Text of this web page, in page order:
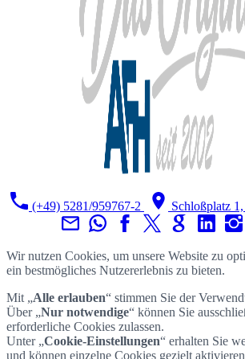
(+49) 5281/959767-2 Schloßplatz
Wir nutzen Cookies, um unsere Website zu
ein bestmögliches Nutzererlebnis zu bieten.
Mit „Alle erlauben“ stimmen Sie der
Über „Nur notwendige“ können Sie
erforderliche Cookies zulassen.
Unter „Cookie-Einstellungen“ erhalten Sie
und können einzelne Cookies gezielt